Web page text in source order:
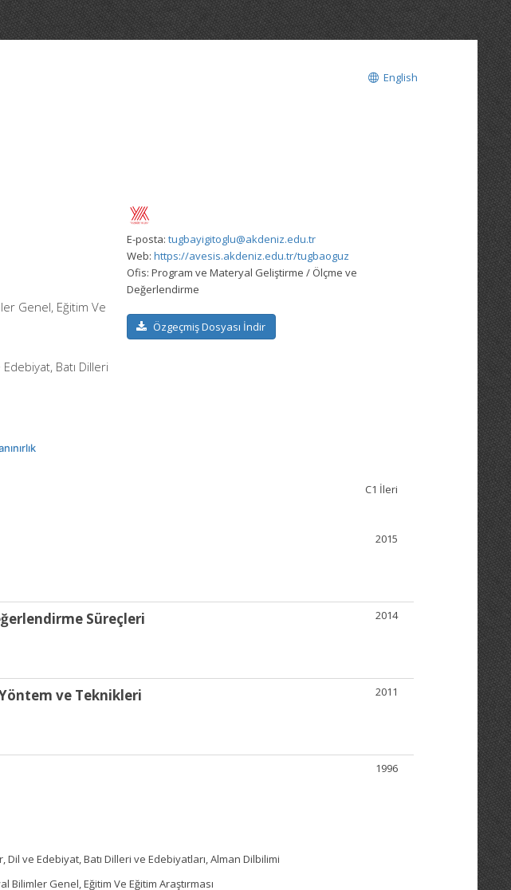
English
Genel, Eğitim Ve
Batı Dilleri
E-posta: tugbayigitoglu@akdeniz.edu.tr
Web: https://avesis.akdeniz.edu.tr/tugbaoguz
Ofis: Program ve Materyal Geliştirme / Ölçme ve
Değerlendirme
Özgeçmiş Dosyası İndir
C1 İleri
2015
2014
Süreçleri
2011
ve Teknikleri
1996
Dil ve Edebiyat, Batı Dilleri ve Edebiyatları, Alman Dilbilimi
Bilimler Genel, Eğitim Ve Eğitim Araştırması